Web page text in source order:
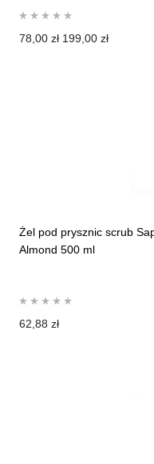
78,00 zł 199,00 zł
Żel pod prysznic scrub
Almond 500 ml
62,88 zł